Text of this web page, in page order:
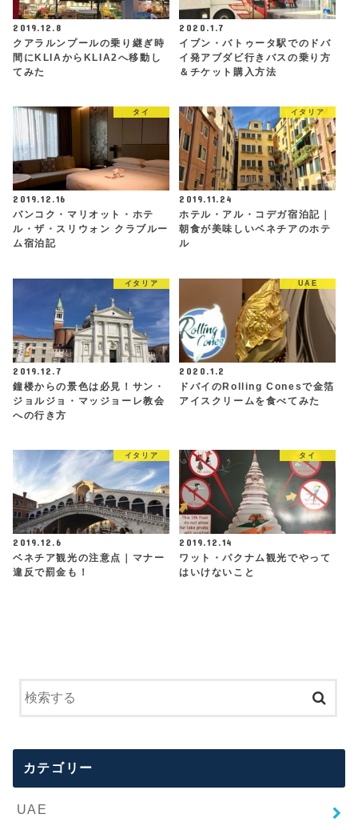
2019.12.8
クアラルンプールの乗り継ぎ時
間にKLIAからKLIA2へ移動し
てみた
2020.1.7
イブン・バトゥータ駅でのドバ
イ発アブダビ行きバスの乗り方
＆チケット購入方法
タイ
2019.12.16
バンコク・マリオット・ホテ
ル・ザ・スリウォン クラブルー
ム宿泊記
イタリア
2019.11.24
ホテル・アル・コデガ宿泊記｜
朝食が美味しいベネチアのホテ
ル
イタリア
2019.12.7
鐘楼からの景色は必見！サン・
ジョルジョ・マッジョーレ教会
への行き方
UAE
2020.1.2
ドバイのRolling Conesで金箔
アイスクリームを食べてみた
イタリア
2019.12.6
ベネチア観光の注意点｜マナー
違反で罰金も！
タイ
2019.12.14
ワット・パクナム観光でやって
はいけないこと
カテゴリー
UAE